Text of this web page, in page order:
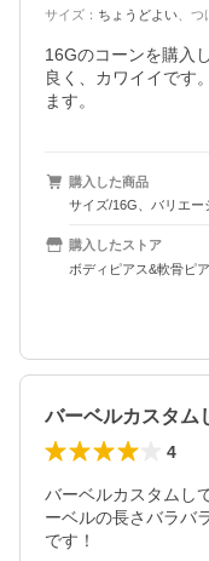
サイズ ： ちょうどよい つ
16Gのコーンを購入
良く、カワイイです
ます。
購入した商品
サイズ/16G、バリエー
購入したストア
ボディピアス&軟骨ピ
4
バーベルカスタムし
ーベルの長さバラバ
です！